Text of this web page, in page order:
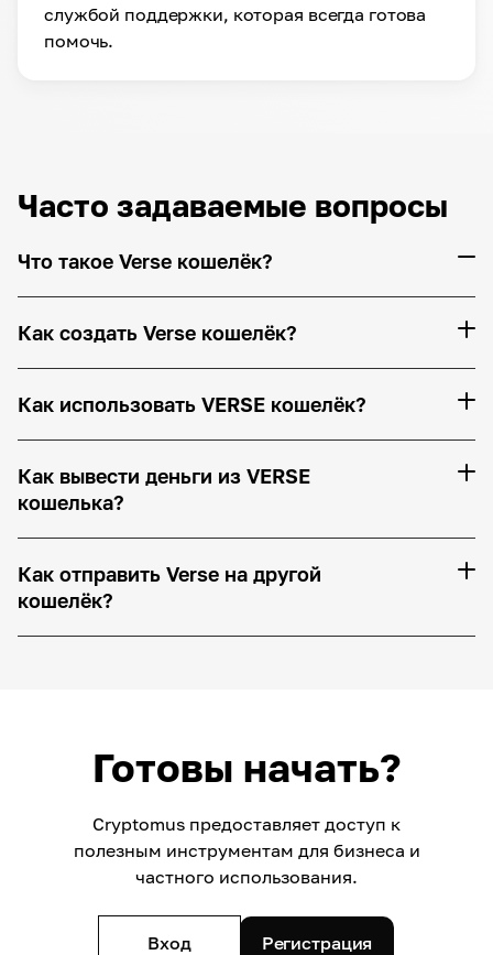
службой поддержки, которая всегда готова
помочь.
Часто задаваемые вопросы
Что такое Verse кошелёк?
Как создать Verse кошелёк?
Как использовать VERSE кошелёк?
Как вывести деньги из VERSE
кошелька?
Как отправить Verse на другой
кошелёк?
Готовы начать?
Cryptomus предоставляет доступ к
полезным инструментам для бизнеса и
частного использования.
Вход Регистрация